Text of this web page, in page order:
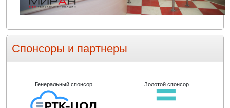
Спонсоры и партнеры
Генеральный спонсор Золотой спонсор